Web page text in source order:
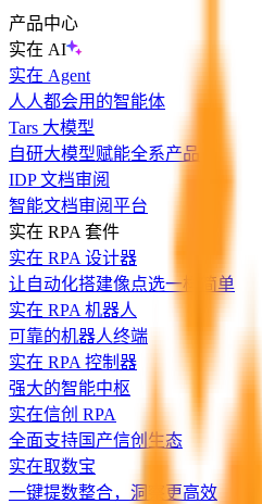
产品中心
实在 AI
实在 Agent
人人都会用的智能体
Tars 大模型
自研大模型赋能全系产品
IDP 文档审阅
智能文档审阅平台
实在 RPA 套件
实在 RPA 设计器
让自动化搭建像点选一样简单
实在 RPA 机器人
可靠的机器人终端
实在 RPA 控制器
强大的智能中枢
实在信创 RPA
全面支持国产信创生态
实在取数宝
一键提数整合，洞察更高效